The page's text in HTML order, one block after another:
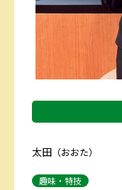
太田 （おおた）
趣味・特技